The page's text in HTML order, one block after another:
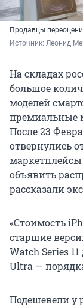
Продавцы
Источник: Леонид
На складах
большое
моделей
премиальные
После 23
отвернулись
объявить
рассказали
«Стоимость
старшие
Watch Series
Ultra —
Подешевели у